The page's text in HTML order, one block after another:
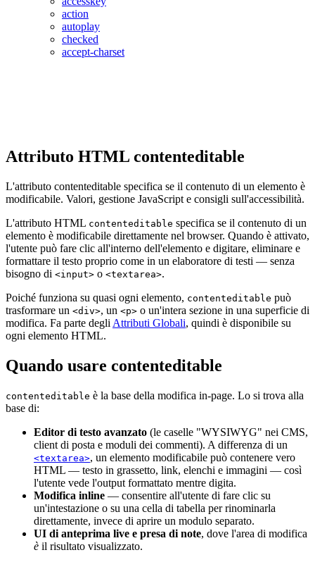
action
autoplay
checked
accept-charset
Attributo HTML contenteditable
L'attributo contenteditable specifica se il contenuto di un elemento è
modificabile. Valori, gestione JavaScript e consigli sull'accessibilità.
L'attributo HTML contenteditable specifica se il contenuto di un
elemento è modificabile direttamente nel browser. Quando è attivato,
l'utente può fare clic all'interno dell'elemento e digitare, eliminare e
formattare il testo proprio come in un elaboratore di testi — senza
bisogno di <input> o <textarea>.
Poiché funziona su quasi ogni elemento, contenteditable può
trasformare un <div>, un <p> o un'intera sezione in una superficie di
modifica. Fa parte degli Attributi Globali, quindi è disponibile su
ogni elemento HTML.
Quando usare contenteditable
contenteditable è la base della modifica in-page. Lo si trova alla
base di:
Editor di testo avanzato (le caselle "WYSIWYG" nei CMS,
client di posta e moduli dei commenti). A differenza di un
<textarea>, un elemento modificabile può contenere vero
HTML — testo in grassetto, link, elenchi e immagini — così
l'utente vede l'output formattato mentre digita.
Modifica inline — consentire all'utente di fare clic su
un'intestazione o su una cella di tabella per rinominarla
direttamente, invece di aprire un modulo separato.
UI di anteprima live e presa di note, dove l'area di modifica
è il risultato visualizzato.